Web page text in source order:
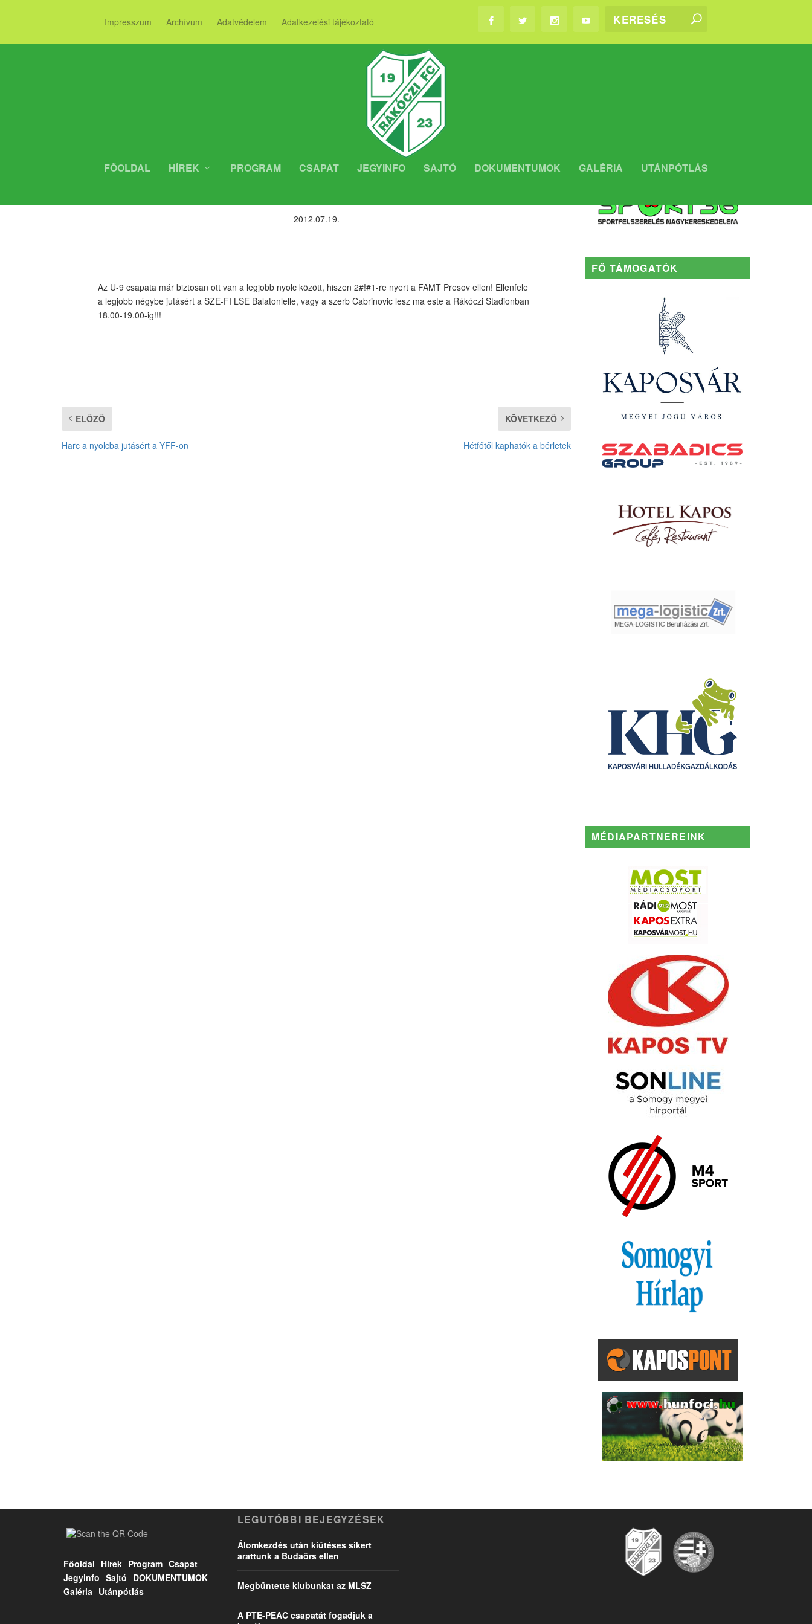
Impresszum Archívum Adatvédelem Adatkezelési tájékoztató
FŐOLDAL HÍREK PROGRAM CSAPAT JEGYINFO SAJTÓ DOKUMENTUMOK GALÉRIA UTÁNPÓTLÁS
2012.07.19.
Az U-9 csapata már biztosan ott van a legjobb nyolc között, hiszen 2#!#1-re nyert a FAMT Presov ellen! Ellenfele
a legjobb négybe jutásért a SZE-FI LSE Balatonlelle, vagy a szerb Cabrinovic lesz ma este a Rákóczi Stadionban
18.00-19.00-ig!!!
ELŐZŐ
Harc a nyolcba jutásért a YFF-on
KÖVETKEZŐ
Hétfőtől kaphatók a bérletek
FŐ TÁMOGATÓK
MÉDIAPARTNEREINK
Főoldal Hírek Program Csapat
Jegyinfo Sajtó DOKUMENTUMOK
Galéria Utánpótlás
LEGUTÓBBI BEJEGYZÉSEK
Álomkezdés után kiütéses sikert
arattunk a Budaörs ellen
Megbüntette klubunkat az MLSZ
A PTE-PEAC csapatát fogadjuk a